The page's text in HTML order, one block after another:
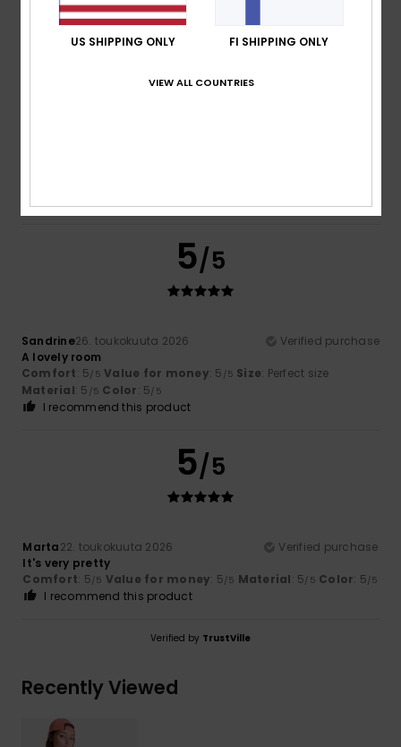
5.0
5/5
Sandrine26. toukokuuta 2026
Verified purchase
A lovely room
Comfort: 5/5 Value for money: 5 /5 Size: Perfect size
Material: 5 /5 Color: 5/5
I recommend this product
5/5
Marta22. toukokuuta 2026
Verified purchase
It's very pretty
Comfort: 5/5 Value for money: 5/5 Material: 5/5 Color: 5/5
I recommend this product
Verified by TrustVille
Recently Viewed
US SHIPPING ONLY FI SHIPPING ONLY
VIEW ALL COUNTRIES